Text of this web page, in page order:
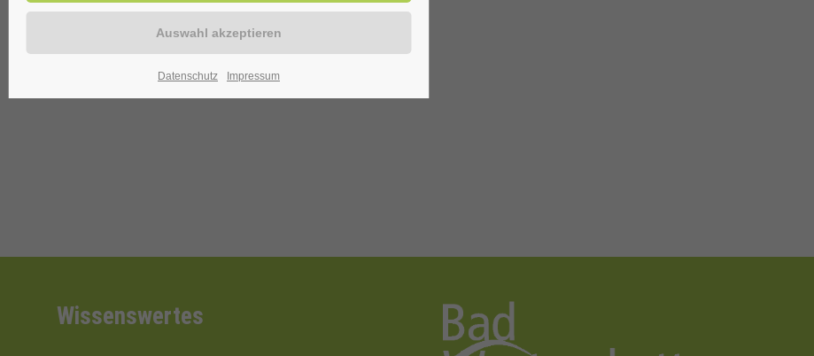
Wissenswertes
Datenschutz Impressum